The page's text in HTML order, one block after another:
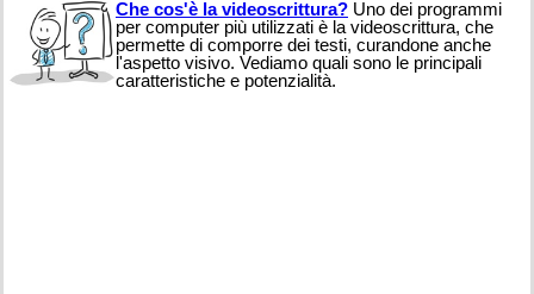
Che cos'è la videoscrittura? Uno dei programmi
per computer più utilizzati è la videoscrittura, che
permette di comporre dei testi, curandone anche
l'aspetto visivo. Vediamo quali sono le principali
caratteristiche e potenzialità.